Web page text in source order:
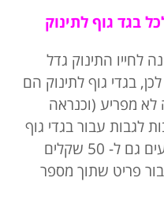
לחייו התינוק גדל
בגדי גוף לתינוק הם
מפריע (וכנראה
לגבות עבור בגדי גוף
לתינוק מחירים שלפעמים מגיעים גם ל- 50 שקלים
פריט שתוך מספר